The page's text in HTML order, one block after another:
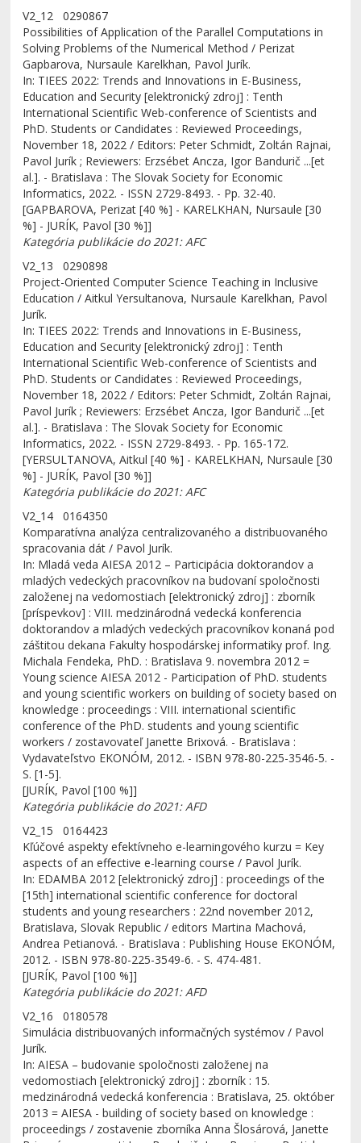
V2_12 0290867
Possibilities of Application of the Parallel Computations in
Solving Problems of the Numerical Method / Perizat
Gapbarova, Nursaule Karelkhan, Pavol Jurík.
In: TIEES 2022: Trends and Innovations in E-Business,
Education and Security [elektronický zdroj] : Tenth
International Scientific Web-conference of Scientists and
PhD. Students or Candidates : Reviewed Proceedings,
November 18, 2022 / Editors: Peter Schmidt, Zoltán Rajnai,
Pavol Jurík ; Reviewers: Erzsébet Ancza, Igor Bandurič ...[et
al.]. - Bratislava : The Slovak Society for Economic
Informatics, 2022. - ISSN 2729-8493. - Pp. 32-40.
[GAPBAROVA, Perizat [40 %] - KARELKHAN, Nursaule [30
%] - JURÍK, Pavol [30 %]]
Kategória publikácie do 2021: AFC
V2_13 0290898
Project-Oriented Computer Science Teaching in Inclusive
Education / Aitkul Yersultanova, Nursaule Karelkhan, Pavol
Jurík.
In: TIEES 2022: Trends and Innovations in E-Business,
Education and Security [elektronický zdroj] : Tenth
International Scientific Web-conference of Scientists and
PhD. Students or Candidates : Reviewed Proceedings,
November 18, 2022 / Editors: Peter Schmidt, Zoltán Rajnai,
Pavol Jurík ; Reviewers: Erzsébet Ancza, Igor Bandurič ...[et
al.]. - Bratislava : The Slovak Society for Economic
Informatics, 2022. - ISSN 2729-8493. - Pp. 165-172.
[YERSULTANOVA, Aitkul [40 %] - KARELKHAN, Nursaule [30
%] - JURÍK, Pavol [30 %]]
Kategória publikácie do 2021: AFC
V2_14 0164350
Komparatívna analýza centralizovaného a distribuovaného
spracovania dát / Pavol Jurík.
In: Mladá veda AIESA 2012 – Participácia doktorandov a
mladých vedeckých pracovníkov na budovaní spoločnosti
založenej na vedomostiach [elektronický zdroj] : zborník
[príspevkov] : VIII. medzinárodná vedecká konferencia
doktorandov a mladých vedeckých pracovníkov konaná pod
záštitou dekana Fakulty hospodárskej informatiky prof. Ing.
Michala Fendeka, PhD. : Bratislava 9. novembra 2012 =
Young science AIESA 2012 - Participation of PhD. students
and young scientific workers on building of society based on
knowledge : proceedings : VIII. international scientific
conference of the PhD. students and young scientific
workers / zostavovateľ Janette Brixová. - Bratislava :
Vydavateľstvo EKONÓM, 2012. - ISBN 978-80-225-3546-5. -
S. [1-5].
[JURÍK, Pavol [100 %]]
Kategória publikácie do 2021: AFD
V2_15 0164423
Kľúčové aspekty efektívneho e-learningového kurzu = Key
aspects of an effective e-learning course / Pavol Jurík.
In: EDAMBA 2012 [elektronický zdroj] : proceedings of the
[15th] international scientific conference for doctoral
students and young researchers : 22nd november 2012,
Bratislava, Slovak Republic / editors Martina Machová,
Andrea Petianová. - Bratislava : Publishing House EKONÓM,
2012. - ISBN 978-80-225-3549-6. - S. 474-481.
[JURÍK, Pavol [100 %]]
Kategória publikácie do 2021: AFD
V2_16 0180578
Simulácia distribuovaných informačných systémov / Pavol
Jurík.
In: AIESA – budovanie spoločnosti založenej na
vedomostiach [elektronický zdroj] : zborník : 15.
medzinárodná vedecká konferencia : Bratislava, 25. október
2013 = AIESA - building of society based on knowledge :
proceedings / zostavenie zborníka Anna Šlosárová, Janette